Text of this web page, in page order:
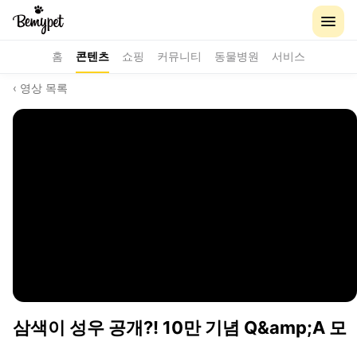
홈 콘텐츠 쇼핑 커뮤니티 동물병원 서비스
‹ 영상 목록
삼색이 성우 공개?! 10만 기념 Q&amp;A 모